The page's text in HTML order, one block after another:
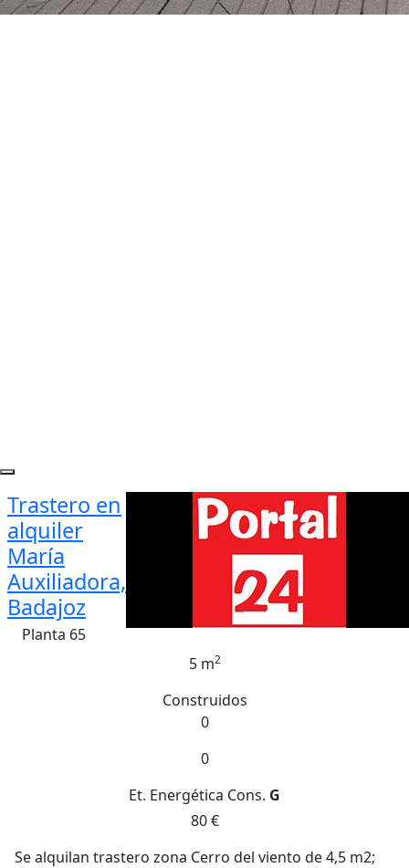
Trastero en
alquiler
María
Auxiliadora,
Badajoz
Planta 65
5 m2
Construidos
0
0
Et. Energética Cons. G
80 €
Se alquilan trastero zona Cerro del viento de 4,5 m2;